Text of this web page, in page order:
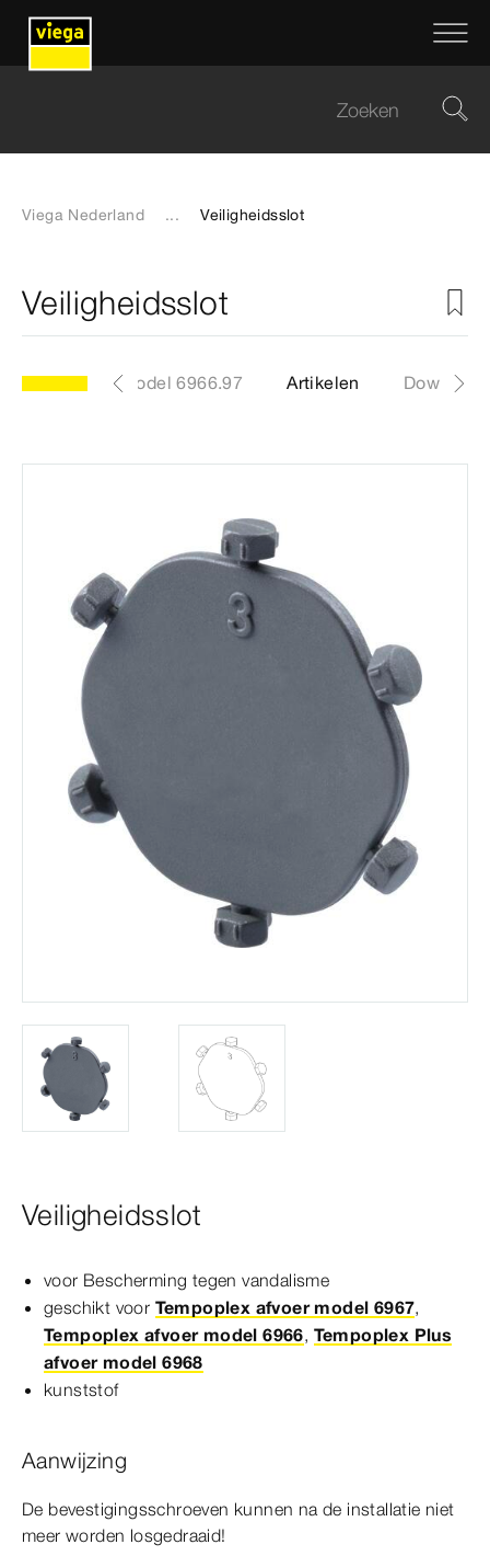
Viega Nederland ... Veiligheidsslot
Veiligheidsslot
model 6966.97 Artikelen
Veiligheidsslot
voor Bescherming tegen vandalisme
geschikt voor Tempoplex afvoer model 6967,
Tempoplex afvoer model 6966, Tempoplex Plus
afvoer model 6968
kunststof
Aanwijzing
De bevestigingsschroeven kunnen na de installatie niet
meer worden losgedraaid!